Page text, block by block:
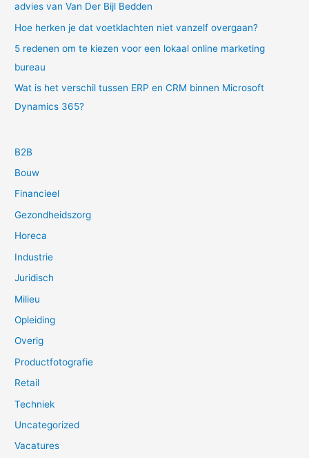
advies van Van Der Bijl Bedden
Hoe herken je dat voetklachten niet vanzelf overgaan?
5 redenen om te kiezen voor een lokaal online marketing
bureau
Wat is het verschil tussen ERP en CRM binnen Microsoft
Dynamics 365?
B2B
Bouw
Financieel
Gezondheidszorg
Horeca
Industrie
Juridisch
Milieu
Opleiding
Overig
Productfotografie
Retail
Techniek
Uncategorized
Vacatures